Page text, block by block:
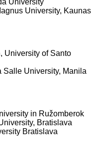
University, Kaunas
, University of Santo
Salle University, Manila
in Ružomberok
Bratislava
Bratislava